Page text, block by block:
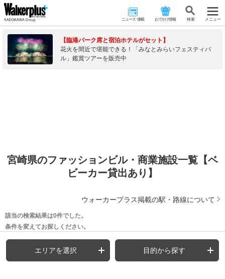
ニュース･連載 おでかけ情報 検 索 メニュー
【臨港パーク席と宿泊ホテルがセット】
花火を間近で堪能できる！「みなとみらいフェスティバ
ル」鑑賞ツアーを販売中
宮崎県のファッションビル・商業施設一覧【ベ
ビーカー貸出あり】
ウォーカープラス掲載の駅・路線について
該当の検索結果は0件でした。
条件を変えてお探しください。
エリアを選択 目的から探す